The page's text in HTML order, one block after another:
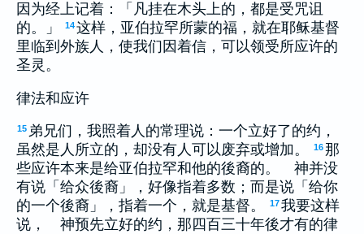
因为经上记着：「凡挂在木头上的，都是受咒诅
的。」
14这样，亚伯拉罕所蒙的福，就在耶稣基督
里临到外族人，使我们因着信，可以领受所应许的
圣灵。
律法和应许
15 弟兄们，我照着人的常理说：一个立好了的约，
虽然是人所立的，却没有人可以废弃或增加。
16那
些应许本来是给亚伯拉罕和他的後裔的。 神并没
有说「给众後裔」，好像指着多数；而是说「给你
的一个後裔」，指着一个，就是基督。
17我要这样
说， 神预先立好的约，那四百三十年後才有的律